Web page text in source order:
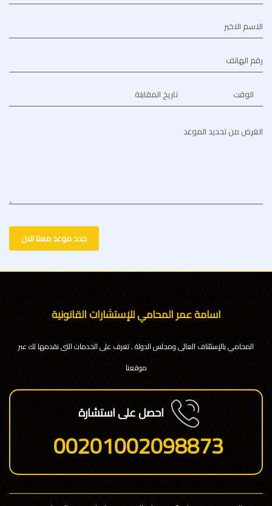
الاسم الاخير
رقم الهاتف
تاريخ المقابلة الوقت
الغرض من تحديد الموعد
حدد موعد معنا الان
اسامة عمر المحامي للإستشارات القانونية
المحامي بالإستئناف العالى ومجلس الدولة , تعرف على الخدمات التى نقدمها لك عبر
موقعنا
احصل على استشارة
00201002098873